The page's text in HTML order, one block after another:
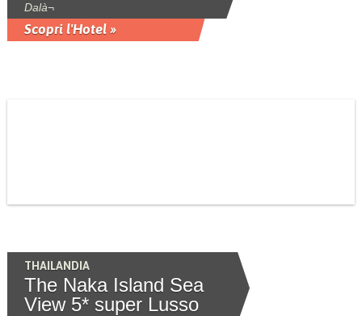
Dalà¬
Scopri l'Hotel »
THAILANDIA
The Naka Island Sea
View 5* super Lusso